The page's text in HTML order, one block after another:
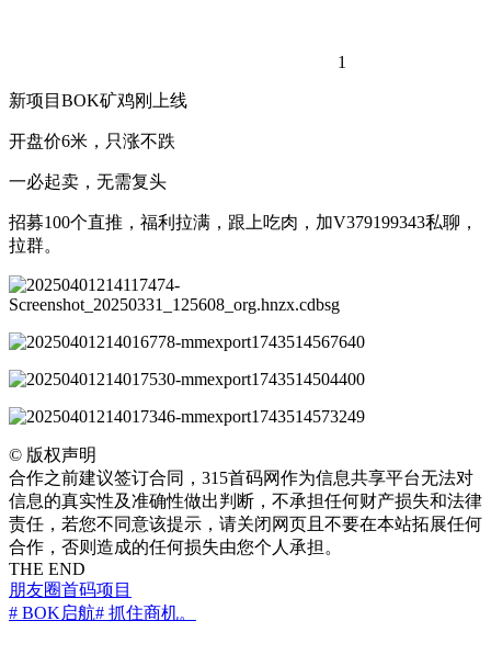
1
新项目BOK矿鸡刚上线
​开盘价6米，只涨不跌
一必起卖，无需复头
​招募100个直推，福利拉满，跟上吃肉，加V379199343私聊，
拉群。
© 版权声明
合作之前建议签订合同，315首码网作为信息共享平台无法对
信息的真实性及准确性做出判断，不承担任何财产损失和法律
责任，若您不同意该提示，请关闭网页且不要在本站拓展任何
合作，否则造成的任何损失由您个人承担。
THE END
朋友圈首码项目
# BOK启航# 抓住商机。